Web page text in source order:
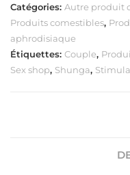
Catégories: Autre produit
Produits comestibles,
aphrodisiaque
Étiquettes: Couple,
Sex shop, Shunga,